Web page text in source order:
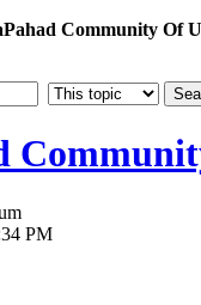
Community Of
PM